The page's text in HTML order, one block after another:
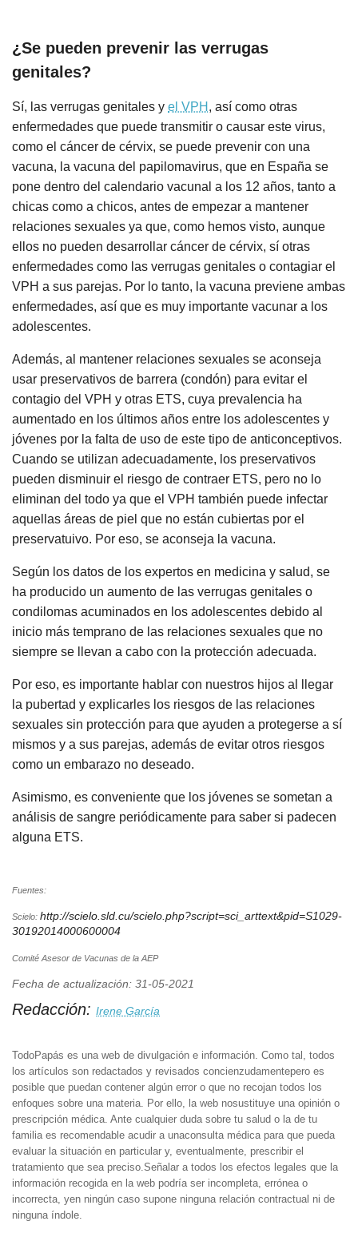
¿Se pueden prevenir las verrugas
genitales?
Sí, las verrugas genitales y el VPH , así como otras
enfermedades que puede transmitir o causar este virus,
como el cáncer de cérvix, se puede prevenir con una
vacuna, la vacuna del papilomavirus, que en España se
pone dentro del calendario vacunal a los 12 años, tanto a
chicas como a chicos, antes de empezar a mantener
relaciones sexuales ya que, como hemos visto, aunque
ellos no pueden desarrollar cáncer de cérvix, sí otras
enfermedades como las verrugas genitales o contagiar el
VPH a sus parejas. Por lo tanto, la vacuna previene ambas
enfermedades, así que es muy importante vacunar a los
adolescentes.
Además, al mantener relaciones sexuales se aconseja
usar preservativos de barrera (condón) para evitar el
contagio del VPH y otras ETS, cuya prevalencia ha
aumentado en los últimos años entre los adolescentes y
jóvenes por la falta de uso de este tipo de anticonceptivos.
Cuando se utilizan adecuadamente, los preservativos
pueden disminuir el riesgo de contraer ETS, pero no lo
eliminan del todo ya que el VPH también puede infectar
aquellas áreas de piel que no están cubiertas por el
preservatuivo. Por eso, se aconseja la vacuna.
Según los datos de los expertos en medicina y salud, se
ha producido un aumento de las verrugas genitales o
condilomas acuminados en los adolescentes debido al
inicio más temprano de las relaciones sexuales que no
siempre se llevan a cabo con la protección adecuada.
Por eso, es importante hablar con nuestros hijos al llegar
la pubertad y explicarles los riesgos de las relaciones
sexuales sin protección para que ayuden a protegerse a sí
mismos y a sus parejas, además de evitar otros riesgos
como un embarazo no deseado.
Asimismo, es conveniente que los jóvenes se sometan a
análisis de sangre periódicamente para saber si padecen
alguna ETS.
Fuentes:
Scielo: http://scielo.sld.cu/scielo.php?script=sci_arttext&pid=S1029-
30192014000600004
Comité Asesor de Vacunas de la AEP
Fecha de actualización: 31-05-2021
Redacción: Irene García
TodoPapás es una web de divulgación e información. Como tal, todos
los artículos son redactados y revisados concienzudamentepero es
posible que puedan contener algún error o que no recojan todos los
enfoques sobre una materia. Por ello, la web nosustituye una opinión o
prescripción médica. Ante cualquier duda sobre tu salud o la de tu
familia es recomendable acudir a unaconsulta médica para que pueda
evaluar la situación en particular y, eventualmente, prescribir el
tratamiento que sea preciso.Señalar a todos los efectos legales que la
información recogida en la web podría ser incompleta, errónea o
incorrecta, yen ningún caso supone ninguna relación contractual ni de
ninguna índole.